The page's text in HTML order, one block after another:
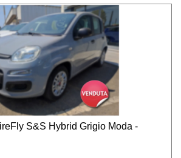
sono raccolti esclusivamente
il cliente ed attivare tutte le
per l'esecuzione del contratto e le
comunicazioni a riguardo; tali dati
essere esibiti soltanto su richiesta
giudiziaria per eventuali
Privacy Ai sensi dell’art. 13 del
196/2003 Degidio Auto srl in qualità di
del trattamento dei dati, è tenuta a
chiarimenti in relazione alle finalità e
S&S Hybrid Grigio Moda -